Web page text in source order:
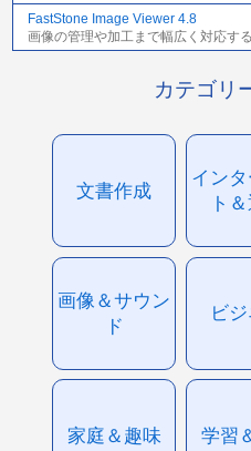
FastStone Image Viewer 4.8
画像の管理や加工まで幅広く対応す
カテゴリ
文書作成
イン
ト
画像＆サウン
ド
ビ
家庭＆趣味 学習